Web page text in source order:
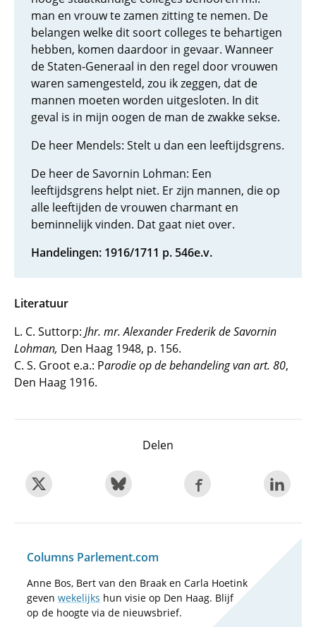
man en vrouw te zamen zitting te nemen. De
belangen welke dit soort colleges te behartigen
hebben, komen daardoor in gevaar. Wanneer
de Staten-Generaal in den regel door vrouwen
waren samengesteld, zou ik zeggen, dat de
mannen moeten worden uitgesloten. In dit
geval is in mijn oogen de man de zwakke sekse.
De heer Mendels: Stelt u dan een leeftijdsgrens.
De heer de Savornin Lohman: Een
leeftijdsgrens helpt niet. Er zijn mannen, die op
alle leeftijden de vrouwen charmant en
beminnelijk vinden. Dat gaat niet over.
Handelingen: 1916/1711 p. 546e.v.
Literatuur
L. C. Suttorp: Jhr. mr. Alexander Frederik de Savornin
Lohman, Den Haag 1948, p. 156.
C. S. Groot e.a.: Parodie op de behandeling van art. 80,
Den Haag 1916.
Delen
Columns Parlement.com
Anne Bos, Bert van den Braak en Carla Hoetink
geven wekelijks hun visie op Den Haag. Blijf
op de hoogte via de nieuwsbrief.